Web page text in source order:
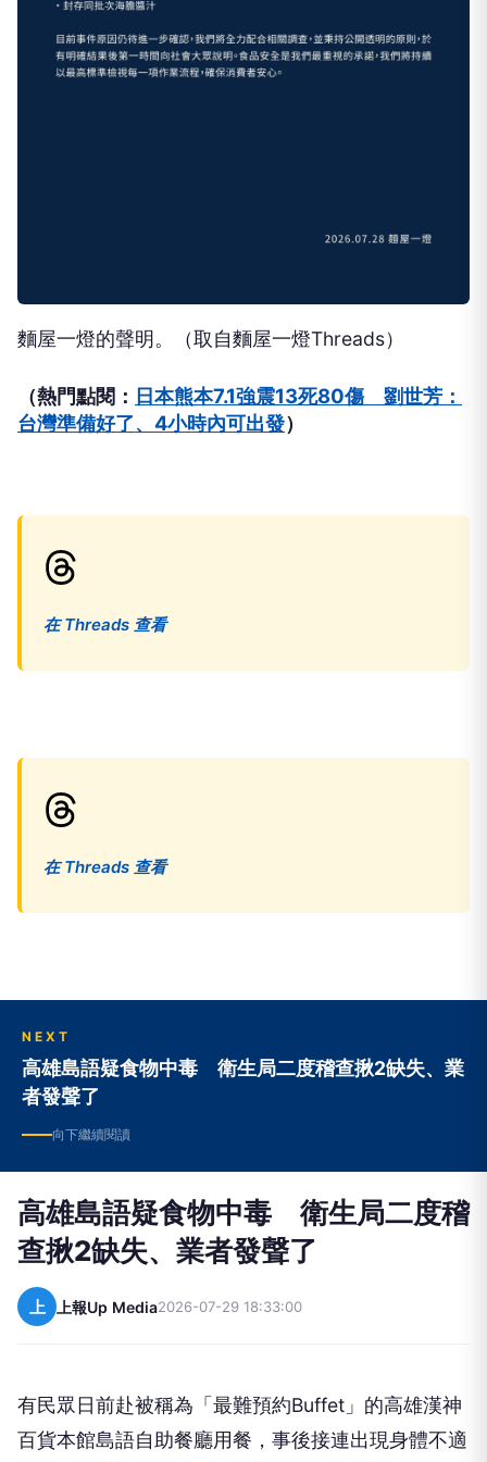
麵屋一燈的聲明。（取自麵屋一燈Threads）
（熱門點閱： 日本熊本7.1強震13死80傷 劉世芳：
台灣準備好了、4小時內可出發）
在 Threads 查看
在 Threads 查看
NEXT
高雄島語疑食物中毒 衛生局二度稽查揪2缺失、業
者發聲了
向下繼續閱讀
高雄島語疑食物中毒 衛生局二度稽
查揪2缺失、業者發聲了
上 上報Up Media2026-07-29 18:33:00
有民眾日前赴被稱為「最難預約Buffet」的高雄漢神
百貨本館島語自助餐廳用餐，事後接連出現身體不適